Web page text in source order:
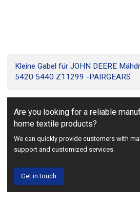
Kleine Gabel für JOHN DEERE
5420 5440 Z11299 -PAIRGEARS
Are you looking for a reliable
home textile products?
We can quickly provide customers with
support and customized services.
Get in touch